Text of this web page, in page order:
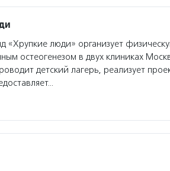
«Хрупкие люди» организует
остеогенезом в двух клиниках
детский лагерь, реализует